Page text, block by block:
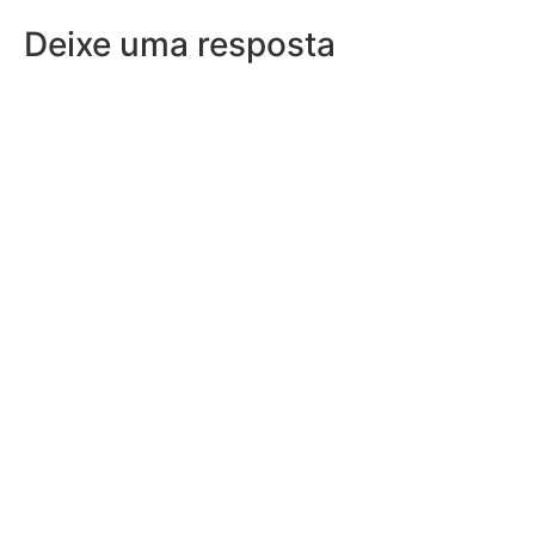
Deixe uma resposta